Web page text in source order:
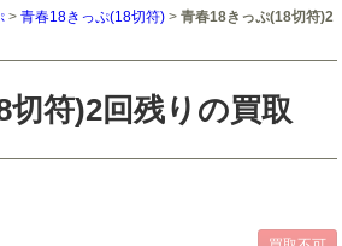
> 青春18きっぷ(18切符) > 青春18きっぷ(18切符)2
符)2回残りの買取